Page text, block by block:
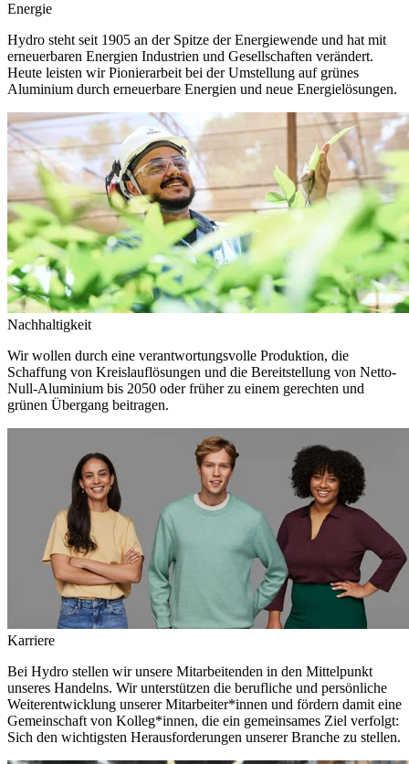
Energie
Hydro steht seit 1905 an der Spitze der Energiewende und hat mit
erneuerbaren Energien Industrien und Gesellschaften verändert.
Heute leisten wir Pionierarbeit bei der Umstellung auf grünes
Aluminium durch erneuerbare Energien und neue Energielösungen.
Nachhaltigkeit
Wir wollen durch eine verantwortungsvolle Produktion, die
Schaffung von Kreislauflösungen und die Bereitstellung von Netto-
Null-Aluminium bis 2050 oder früher zu einem gerechten und
grünen Übergang beitragen.
Karriere
Bei Hydro stellen wir unsere Mitarbeitenden in den Mittelpunkt
unseres Handelns. Wir unterstützen die berufliche und persönliche
Weiterentwicklung unserer Mitarbeiter*innen und fördern damit eine
Gemeinschaft von Kolleg*innen, die ein gemeinsames Ziel verfolgt:
Sich den wichtigsten Herausforderungen unserer Branche zu stellen.